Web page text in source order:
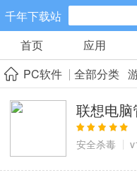
千年下载站
手游分类
卡牌回合
10款手游
棋牌游戏
首页 应用
PC软件
全部分类
联想电
安全杀毒